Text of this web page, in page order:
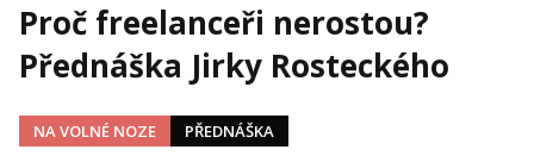
Podcasty
Solo
Inzerce
Proč freelanceři nerostou?
Přednáška Jirky Rosteckého
NA VOLNÉ NOZE PŘEDNÁŠKA